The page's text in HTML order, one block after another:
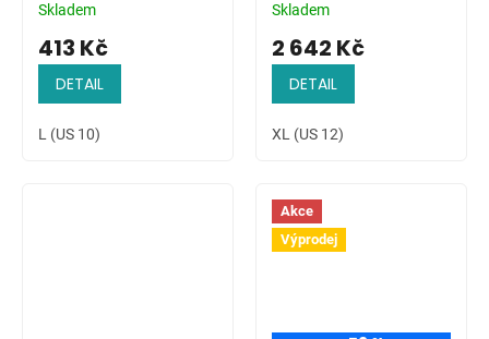
Skladem
413 Kč
DETAIL
L (US 10)
Skladem
2 642 Kč
DETAIL
XL (US 12)
Akce
Výprodej